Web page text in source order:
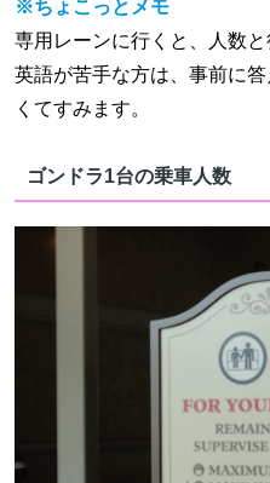
※ちょこっとメモ
専用レーンに行くと、人数と
英語が苦手な方は、事前に
くてすみます。
ゴンドラ1台の乗車人数